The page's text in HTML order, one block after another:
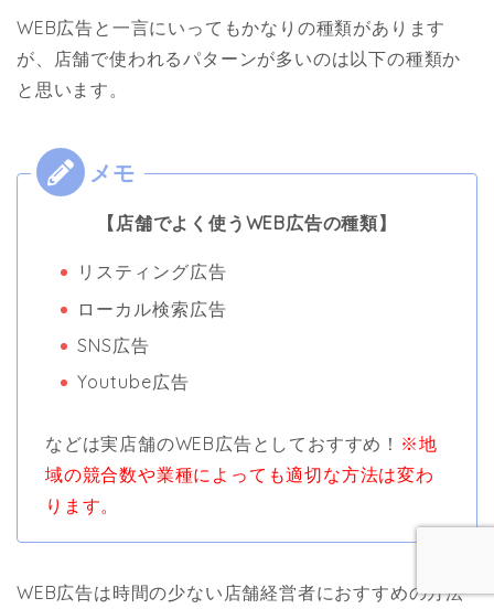
WEB広告と一言にいってもかなりの種類があります
が、店舗で使われるパターンが多いのは以下の種類か
と思います。
【店舗でよく使うWEB広告の種類】
リスティング広告
ローカル検索広告
SNS広告
Youtube広告
などは実店舗のWEB広告としておすすめ！ ※地
域の競合数や業種によっても適切な方法は変わ
ります。
WEB広告は時間の少ない店舗経営者におすすめの方法